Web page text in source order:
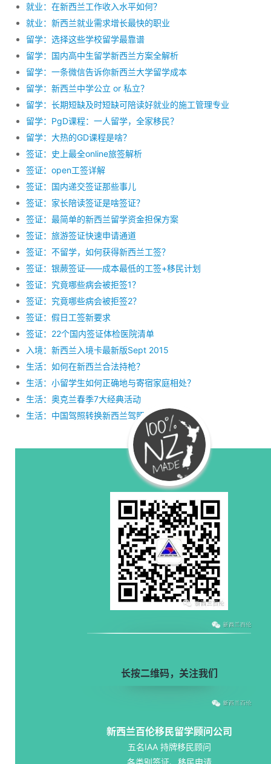
就业：在新西兰工作收入水平如何？
就业：新西兰就业需求增长最快的职业
留学：选择这些学校留学最靠谱
留学：国内高中生留学新西兰方案全解析
留学：一条微信告诉你新西兰大学留学成本
留学：新西兰中学公立 or 私立？
留学：长期短缺及时短缺可陪读好就业的施工管理专业
留学：PgD课程：一人留学，全家移民？
留学：大热的GD课程是啥？
签证：史上最全online旅签解析
签证：open工签详解
签证：国内递交签证那些事儿
签证：家长陪读签证是啥签证？
签证：最简单的新西兰留学资金担保方案
签证：旅游签证快速申请通道
签证：不留学，如何获得新西兰工签？
签证：银蕨签证——成本最低的工签+移民计划
签证：究竟哪些病会被拒签1？
签证：究竟哪些病会被拒签2？
签证：假日工签新要求
签证：22个国内签证体检医院清单
入境：新西兰入境卡最新版Sept 2015
生活：如何在新西兰合法持枪？
生活：小留学生如何正确地与寄宿家庭相处？
生活：奥克兰春季7大经典活动
生活：中国驾照转换新西兰驾照新办法
长按二维码，关注我们
新西兰百伦移民留学顾问公司
五名IAA 持牌移民顾问